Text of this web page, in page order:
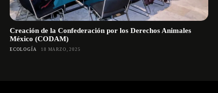
Creación de la Confederación por los Derechos Animales
México (CODAM)
ECOLOGÍA 18 MARZO, 2025